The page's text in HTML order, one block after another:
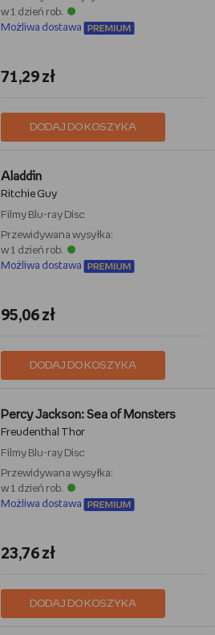
w 1 dzień rob.
Możliwa dostawa
71,29 zł
DODAJ DO KOSZYKA
Aladdin
Ritchie Guy
Filmy Blu-ray Disc
Przewidywana wysyłka:
w 1 dzień rob.
Możliwa dostawa
95,06 zł
DODAJ DO KOSZYKA
Percy Jackson: Sea of Monsters
Freudenthal Thor
Filmy Blu-ray Disc
Przewidywana wysyłka:
w 1 dzień rob.
Możliwa dostawa
23,76 zł
DODAJ DO KOSZYKA